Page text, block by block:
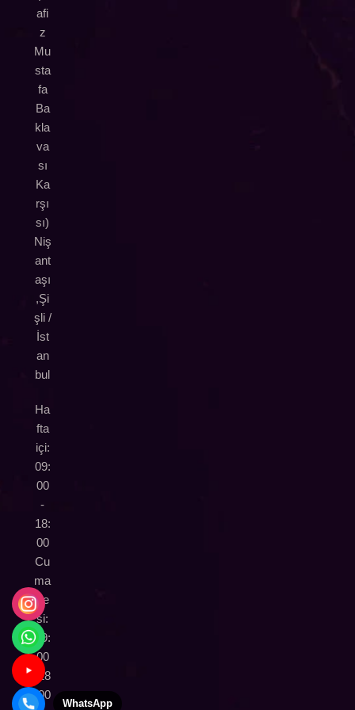
afi
z
Mu
sta
fa
Ba
kla
va
sı
Ka
rşı
sı)
Niş
ant
aşı
,Şi
şli /
İst
an
bul
Ha
fta
içi:
09:
00
-
18:
00
Cu
ma
rte
si:
09:
00
-18
:00
WhatsApp